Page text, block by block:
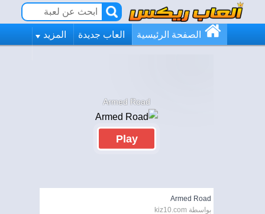
الصفحة الرئيسية العاب جديدة المزيد
Armed Road
Play
Armed Road
بواسطة kiz10.com